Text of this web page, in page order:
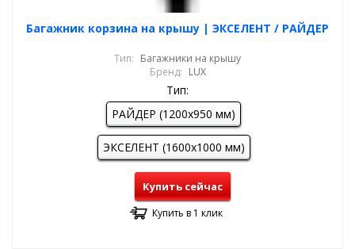
Багажник корзина на крышу | ЭКСЕЛЕНТ / РАЙДЕР
Тип: Багажники на крышу
Бренд: LUX
Тип:
РАЙДЕР (1200х950 мм)
ЭКСЕЛЕНТ (1600х1000 мм)
Купить сейчас
Купить в 1 клик